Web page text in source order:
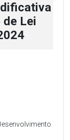
Lei